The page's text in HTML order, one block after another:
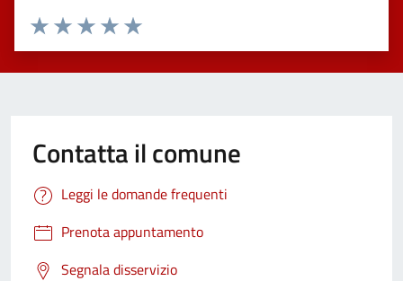
Valuta 5 stelle su 5
Valuta 4 stelle su 5
Valuta 3 stelle su 5
Valuta 2 stelle su 5
Valuta 1 stelle su 5
Contatta il comune
Leggi le domande frequenti
Prenota appuntamento
Segnala disservizio